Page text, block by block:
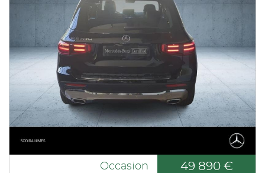
Occasion 49 890 €